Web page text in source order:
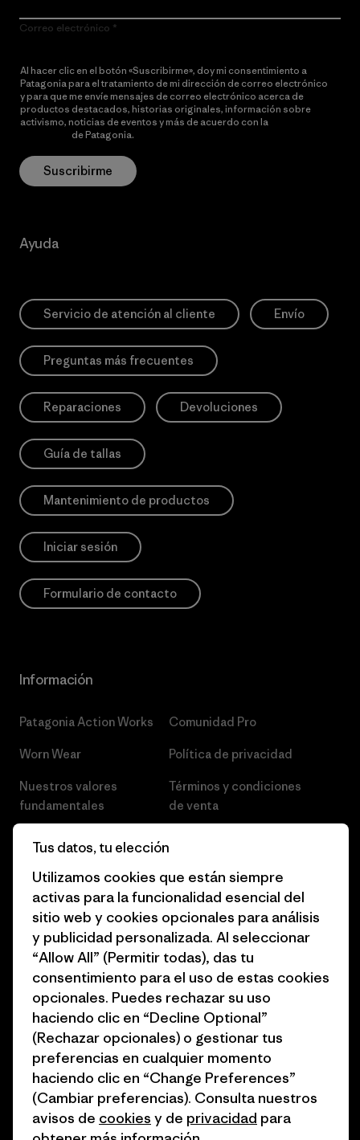
Correo electrónico
Al hacer clic en el botón «Suscribirme», doy mi consentimiento a
Patagonia para el tratamiento de mi dirección de correo electrónico
y para que me envíe mensajes de correo electrónico acerca de
productos destacados, historias originales, información sobre
activismo, noticias de eventos y más de acuerdo con la
de Patagonia.
Suscribirme
Ayuda
Servicio de atención al cliente Envío
Preguntas más frecuentes
Reparaciones Devoluciones
Guía de tallas
Mantenimiento de productos
Iniciar sesión
Formulario de contacto
Información
Patagonia Action Works
Worn Wear
Nuestros valores
fundamentales
Business Unusual
Objetivos climáticos
1% for the Planet
Cómo financiamos
Tarjetas regalo
Encuentra una tienda
Comunidad Pro
Política de privacidad
Términos y condiciones
de venta
Empleo
Prensa
Programa para profesionales
del sector
Programa de afiliados
Mapa del sitio Patagonia
España
Tus datos, tu elección
Utilizamos cookies que están siempre
activas para la funcionalidad esencial del
sitio web y cookies opcionales para análisis
y publicidad personalizada. Al seleccionar
“Allow All” (Permitir todas), das tu
consentimiento para el uso de estas cookies
opcionales. Puedes rechazar su uso
haciendo clic en “Decline Optional”
(Rechazar opcionales) o gestionar tus
preferencias en cualquier momento
haciendo clic en “Change Preferences”
(Cambiar preferencias). Consulta nuestros
avisos de cookies y de privacidad para